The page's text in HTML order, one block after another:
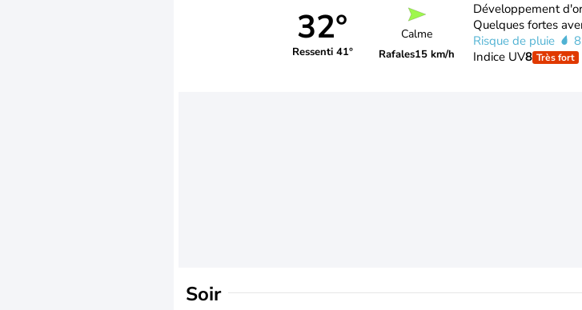
32°
Ressenti 41°
Calme
Rafales15 km/h
Développement
Quelques fortes
Risque de pluie
Indice UV8 Très fort
Soir